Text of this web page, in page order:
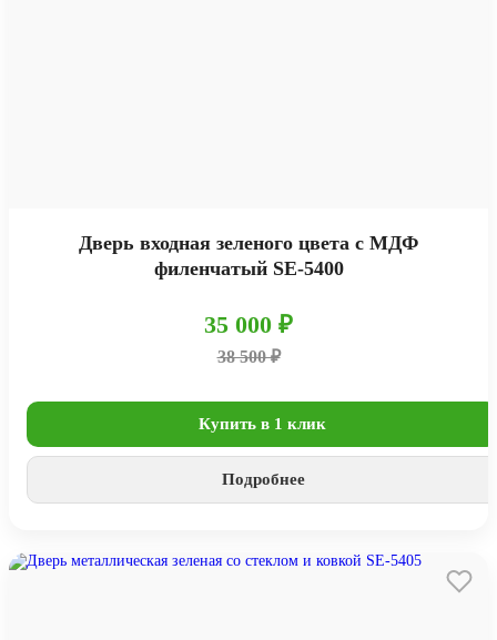
Дверь входная зеленого цвета с МДФ
филенчатый SE-5400
35 000 ₽
38 500 ₽
Купить в 1 клик
Подробнее